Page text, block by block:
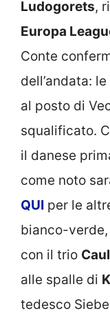
Ludogorets,
Europa
Conte
dell’andata:
al posto di
squalificato.
il danese
come noto
QUI per le
bianco-verde,
con il trio
alle spalle di
tedesco